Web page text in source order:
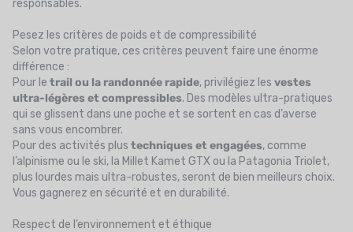
responsables.
Pesez les critères de poids et de compressibilité
Selon votre pratique, ces critères peuvent faire une énorme
différence :
Pour le trail ou la randonnée rapide, privilégiez les vestes
ultra-légères et compressibles. Des modèles ultra-pratiques
qui se glissent dans une poche et se sortent en cas d’averse
sans vous encombrer.
Pour des activités plus techniques et engagées, comme
l’alpinisme ou le ski, la Millet Kamet GTX ou la Patagonia Triolet,
plus lourdes mais ultra-robustes, seront de bien meilleurs choix.
Vous gagnerez en sécurité et en durabilité.
Respect de l’environnement et éthique